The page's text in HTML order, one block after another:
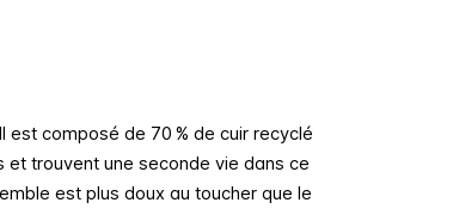
Il est composé de 70 % de cuir recyclé
et trouvent une seconde vie dans ce
est plus doux au toucher que le